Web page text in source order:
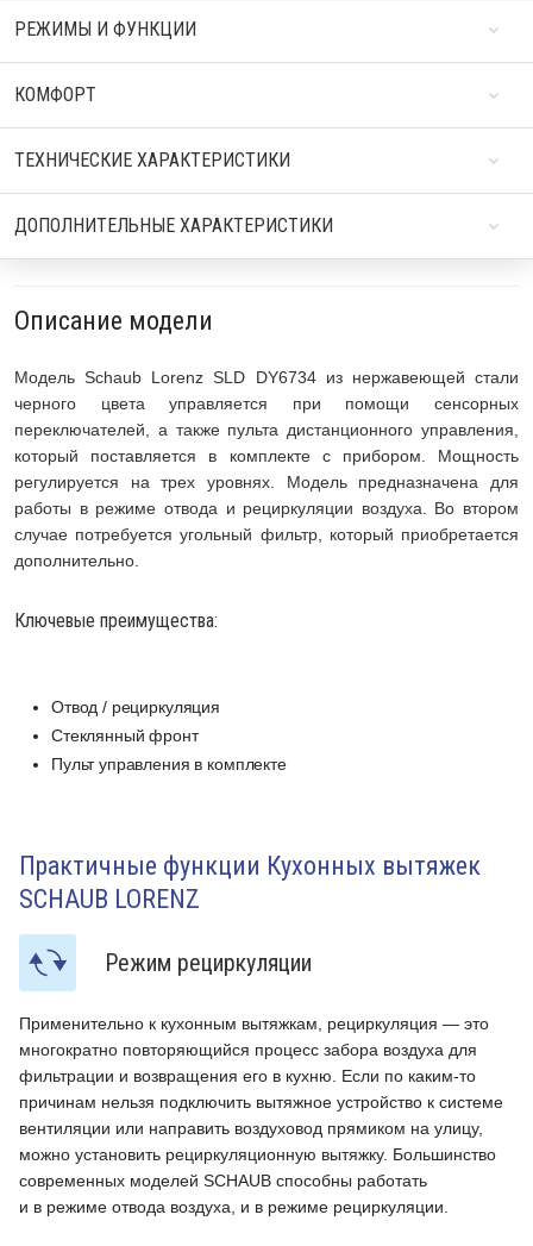
РЕЖИМЫ И ФУНКЦИИ
КОМФОРТ
ТЕХНИЧЕСКИЕ ХАРАКТЕРИСТИКИ
ДОПОЛНИТЕЛЬНЫЕ ХАРАКТЕРИСТИКИ
Описание модели
Модель Schaub Lorenz SLD DY6734 из нержавеющей стали
черного цвета управляется при помощи сенсорных
переключателей, а также пульта дистанционного управления,
который поставляется в комплекте с прибором. Мощность
регулируется на трех уровнях. Модель предназначена для
работы в режиме отвода и рециркуляции воздуха. Во втором
случае потребуется угольный фильтр, который приобретается
дополнительно.
Ключевые преимущества:
Отвод / рециркуляция
Стеклянный фронт
Пульт управления в комплекте
Практичные функции Кухонных вытяжек
SCHAUB LORENZ
Режим рециркуляции
Применительно к кухонным вытяжкам, рециркуляция — это
многократно повторяющийся процесс забора воздуха для
фильтрации и возвращения его в кухню. Если по каким-то
причинам нельзя подключить вытяжное устройство к системе
вентиляции или направить воздуховод прямиком на улицу,
можно установить рециркуляционную вытяжку. Большинство
современных моделей SCHAUB способны работать
и в режиме отвода воздуха, и в режиме рециркуляции.